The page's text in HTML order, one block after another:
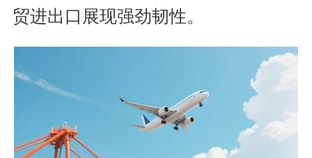
贸进出口展现强劲韧性。